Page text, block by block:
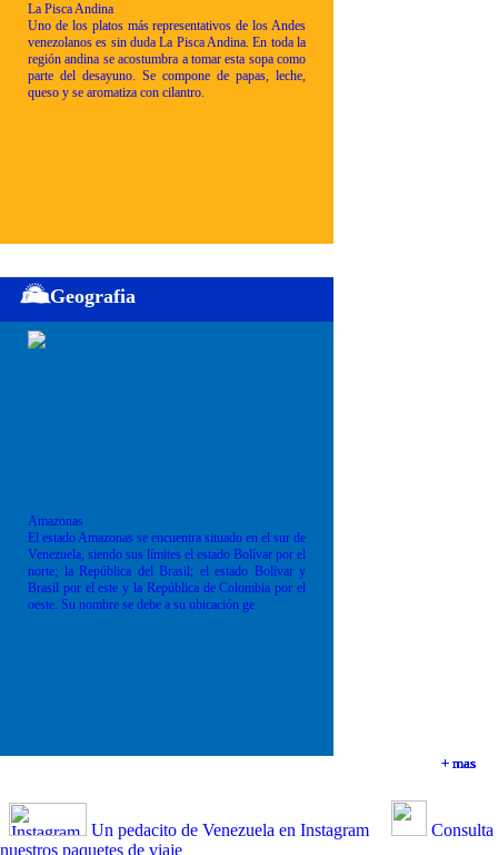
+ mas
+ mas
La Pisca Andina
Uno de los platos más representativos de los Andes
venezolanos es sin duda La Pisca Andina. En toda la
región andina se acostumbra a tomar esta sopa como
parte del desayuno. Se compone de papas, leche,
queso y se aromatiza con cilantro.
+ mas
Geografia
Amazonas
El estado Amazonas se encuentra situado en el sur de
Venezuela, siendo sus límites el estado Bolívar por el
norte; la República del Brasil; el estado Bolívar y
Brasil por el este y la República de Colombia por el
oeste. Su nombre se debe a su ubicación ge
+ mas
Un pedacito de Venezuela en Instagram
Consulta
nuestros paquetes de viaje